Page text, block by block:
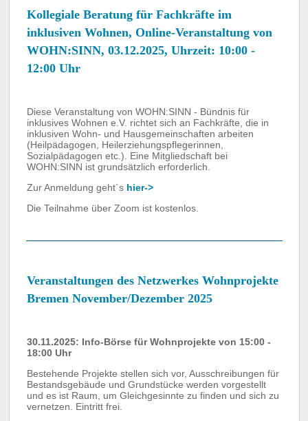
​Kollegiale Beratung für Fachkräfte im
inklusiven Wohnen, Online-Veranstaltung von
WOHN:SINN, 03.12.2025, Uhrzeit: 10:00 -
12:00 Uhr
Diese Veranstaltung von WOHN:SINN - Bündnis für
inklusives Wohnen e.V. richtet sich an Fachkräfte, die in
inklusiven Wohn- und Hausgemeinschaften arbeiten
(Heilpädagogen, Heilerziehungspflegerinnen,
Sozialpädagogen etc.). Eine Mitgliedschaft bei
WOHN:SINN ist grundsätzlich erforderlich.
Zur Anmeldung geht´s hier->
Die Teilnahme über Zoom ist kostenlos.
Veranstaltungen des Netzwerkes Wohnprojekte
Bremen November/Dezember 2025
30.11.2025: Info-Börse für Wohnprojekte von 15:00 -
18:00 Uhr
Bestehende Projekte stellen sich vor, Ausschreibungen für
Bestandsgebäude und Grundstücke werden vorgestellt
und es ist Raum, um Gleichgesinnte zu finden und sich zu
vernetzen. Eintritt frei.